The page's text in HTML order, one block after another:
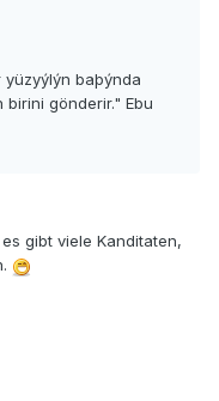
baþýnda
gönderir." Ebu
gibt viele Kanditaten,